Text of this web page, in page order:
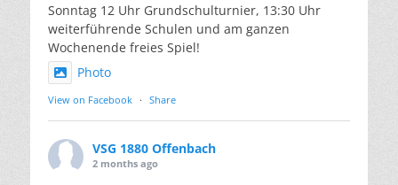
Sonntag 12 Uhr Grundschulturnier, 13:30 Uhr
weiterführende Schulen und am ganzen
Wochenende freies Spiel!
Photo
View on Facebook · Share
VSG 1880 Offenbach
2 months ago